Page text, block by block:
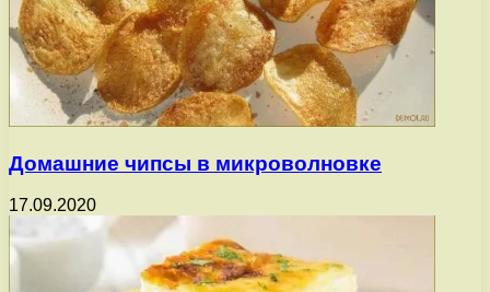
Домашние чипсы в микроволновке
17.09.2020